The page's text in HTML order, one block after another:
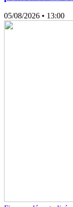
05/08/2026 • 13:00